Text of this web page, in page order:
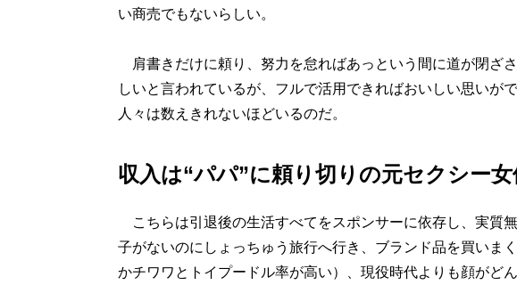
い商売でもないらしい。
肩書きだけに頼り、努力を怠ればあっという間に道が閉ざ
しいと言われているが、フルで活用できればおいしい思いが
人々は数えきれないほどいるのだ。
収入は“パパ”に頼り切りの元セクシー女
こちらは引退後の生活すべてをスポンサーに依存し、実質
子がないのにしょっちゅう旅行へ行き、ブランド品を買いま
かチワワとトイプードル率が高い）、現役時代よりも顔がど